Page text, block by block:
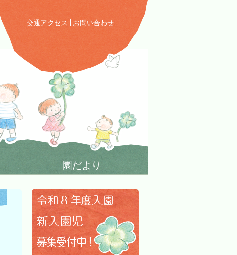
交通アクセス お問い合わせ
園だより